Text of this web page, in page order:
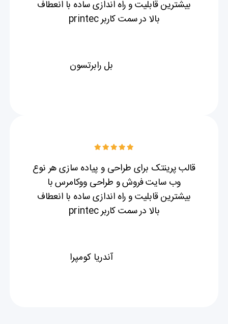
بیشترین قابلیت و راه اندازی ساده با انعطاف
بالا در سمت کاربر printec
بل رابرتسون
قالب پرینتک برای طراحی و پیاده سازی هر نوع
وب سایت فروش و طراحی ووکامرس با
بیشترین قابلیت و راه اندازی ساده با انعطاف
بالا در سمت کاربر printec
آندریا کومپرا